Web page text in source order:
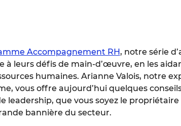
Accompagnement RH, notre série
à leurs défis de main-d’œuvre, en les
humaines. Arianne Valois, notre
vous offre aujourd’hui quelques
leadership, que vous soyez le propriétaire
bannière du secteur.